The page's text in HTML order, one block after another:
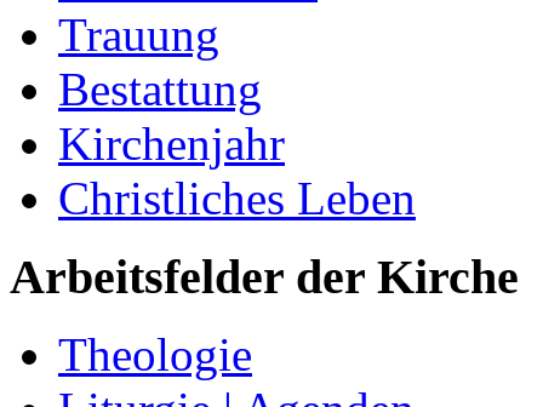
Trauung
Bestattung
Kirchenjahr
Christliches Leben
Arbeitsfelder der Kirche
Theologie